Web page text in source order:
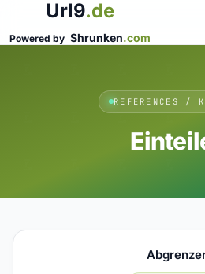
Url9.de
Powered by Shrunken.com
REFERENCES /